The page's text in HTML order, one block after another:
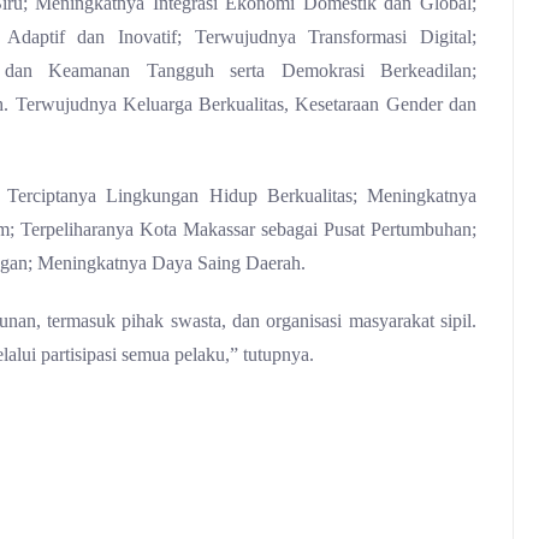
dan Inovatif; Terwujudnya Transformasi Digital;
Keamanan Tangguh serta Demokrasi Berkeadilan;
Keluarga Berkualitas, Kesetaraan Gender dan
Lingkungan Hidup Berkualitas; Meningkatnya
Terpeliharanya Kota Makassar sebagai Pusat Pertumbuhan;
Meningkatnya Daya Saing Daerah.
termasuk pihak swasta, dan organisasi masyarakat sipil.
partisipasi semua pelaku,” tutupnya.